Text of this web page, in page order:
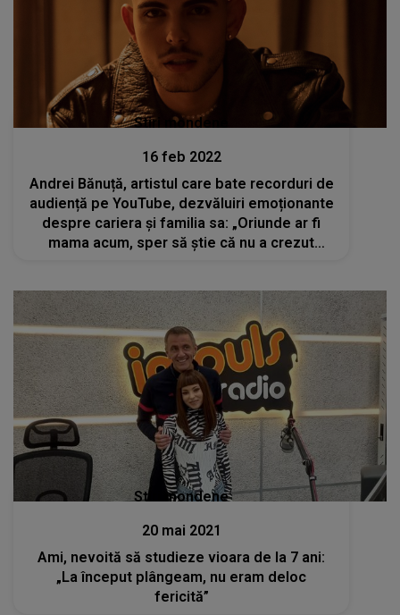
Stiri mondene
16 feb 2022
Andrei Bănuță, artistul care bate recorduri de
audiență pe YouTube, dezvăluiri emoționante
despre cariera și familia sa: „Oriunde ar fi
mama acum, sper să știe că nu a crezut
Stiri mondene
20 mai 2021
Ami, nevoită să studieze vioara de la 7 ani:
„La început plângeam, nu eram deloc
fericită”